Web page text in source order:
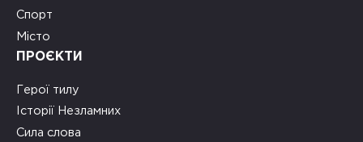
Спорт
Місто
ПРОЄКТИ
Герої тилу
Історії Незламних
Сила слова